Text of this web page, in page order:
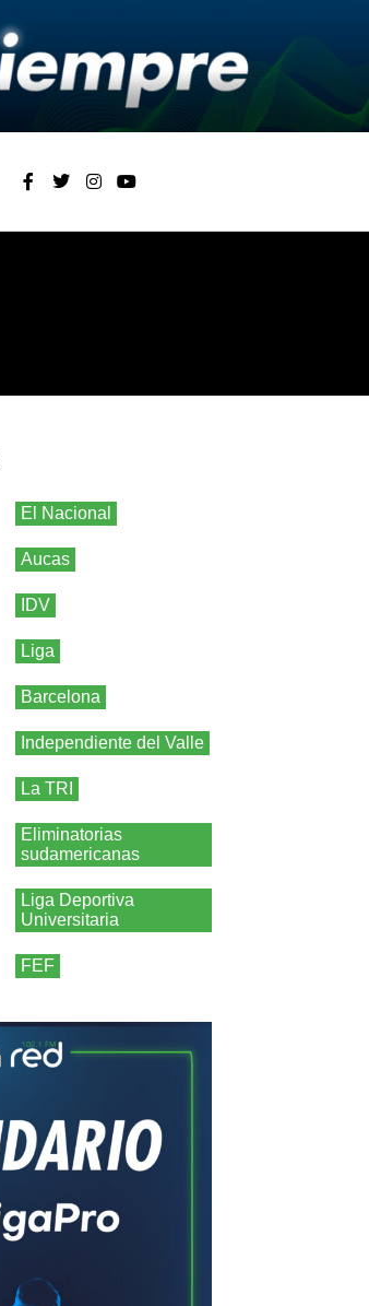
El Nacional
Aucas
IDV
Liga
Barcelona
Independiente del Valle
La TRI
Eliminatorias
sudamericanas
Liga Deportiva
Universitaria
FEF